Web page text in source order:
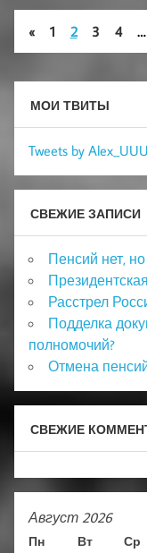
« 1 2 3 4 …
МОИ ТВИТЫ
Tweets by
СВЕЖИЕ ЗАПИСИ
Пенсий нет,
Расстрел
Подделка
полномочий?
Отмена
СВЕЖИЕ
Август 2026
Пн Вт Ср